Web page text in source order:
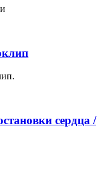
сердца /